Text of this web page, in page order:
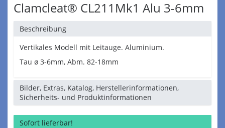
Clamcleat® CL211Mk1 Alu 3-6mm
Beschreibung
Vertikales Modell mit Leitauge. Aluminium.
Tau ø 3-6mm, Abm. 82-18mm
Bilder, Extras, Katalog, Herstellerinformationen,
Sicherheits- und Produktinformationen
Sofort lieferbar!